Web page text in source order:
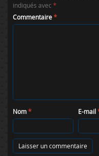
indiqués avec *
Commentaire*
Nom* E-mail